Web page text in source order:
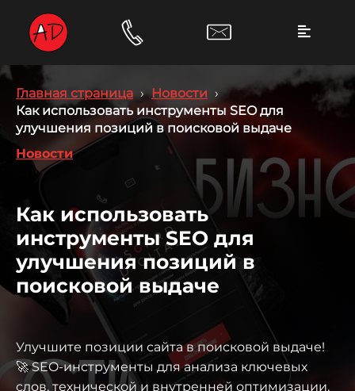
Главная страница › Новости ›
Как использовать инструменты SEO для
улучшения позиций в поисковой выдаче
Новости
Как использовать
инструменты SEO для
улучшения позиций в
поисковой выдаче
Улучшите позиции сайта в поисковой выдаче!
🚀 SEO-инструменты для анализа ключевых
слов, технической и внутренней оптимизации,